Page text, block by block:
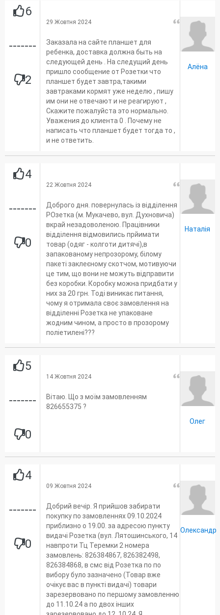
6
-------
2
29 Жовтня 2024
Заказала на сайте планшет для
ребенка, доставка должна быть на
следующей день . На следущий день
пришло сообщение от Розетки что
планшет будет завтра,такими
завтраками кормят уже неделю , пишу
им они не отвечают и не реагируют ,
Скажите пожалуйста это нормально.
Уважения до клиента 0 . Почему не
написать что планшет будет тогда то ,
и не ответить.
Алёна
4
-------
0
22 Жовтня 2024
Доброго дня. повернулась із відділення
РОзетка (м. Мукачево, вул. Духновича)
вкрай незадоволеною. Працівники
відділення відмовились прйимати
товар (одяг - колготи дитячі),в
запакованому непрозорому, білому
пакеті заклеєному скотчом, мотивуючи
це тим, що вони не можуть відправити
без коробки. Коробку можна придбати у
них за 20 грн. Тоді виникає питання,
чому я отримала своє замовлення на
відділенні Розетка не упаковане
жодним чином, а просто в прозорому
поліетилені???
Наталія
5
-------
0
14 Жовтня 2024
Вітаю. Що з моїм замовленням
826655375 ?
Олег
4
-------
0
09 Жовтня 2024
Добрий вечір. Я прийшов забирати
покупку по замовленнях 09.10.2024
приблизно о 19.00. за адресою пункту
видачі Розетка (вул. Лятошинського, 14
навпроти Тц Теремки 2 номера
замовлень: 826384867, 826382498,
826384868, в смс від Розетка по по
вибору було зазначено (Товар вже
очікує вас в пункті видачі) товари
зарезервовано по першому замовленню
до 11.10.24 а по двох інших
Олександр